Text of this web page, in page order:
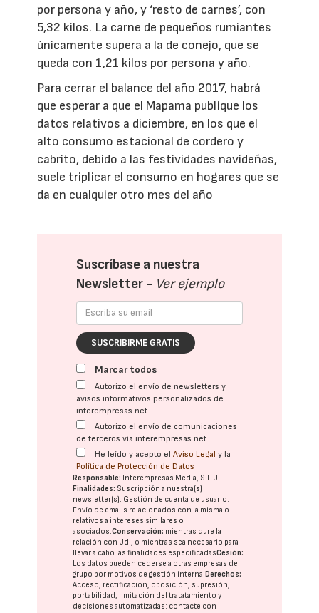
por persona y año, y ‘resto de carnes’, con
5,32 kilos. La carne de pequeños rumiantes
únicamente supera a la de conejo, que se
queda con 1,21 kilos por persona y año.
Para cerrar el balance del año 2017, habrá
que esperar a que el Mapama publique los
datos relativos a diciembre, en los que el
alto consumo estacional de cordero y
cabrito, debido a las festividades navideñas,
suele triplicar el consumo en hogares que se
da en cualquier otro mes del año
Suscríbase a nuestra
Newsletter - Ver ejemplo
SUSCRIBIRME GRATIS
Marcar todos
Autorizo el envío de newsletters y
avisos informativos personalizados de
interempresas.net
Autorizo el envío de comunicaciones
de terceros vía interempresas.net
He leído y acepto elAviso Legal y la
Política de Protección de Datos
Responsable: Interempresas Media, S.L.U.
Finalidades: Suscripción a nuestra(s)
newsletter(s). Gestión de cuenta de usuario.
Envío de emails relacionados con la misma o
relativos a intereses similares o
asociados.Conservación: mientras dure la
relación con Ud., o mientras sea necesario para
llevar a cabo las finalidades especificadasCesión:
Los datos pueden cederse a otras empresas del
grupo por motivos de gestión interna.Derechos:
Acceso, rectificación, oposición, supresión,
portabilidad, limitación del tratatamiento y
decisiones automatizadas: contacte con